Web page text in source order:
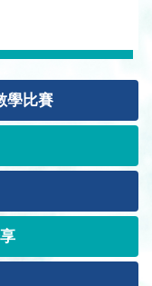
學比賽